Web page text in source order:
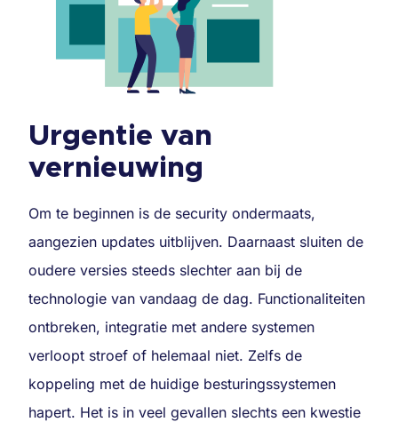
Urgentie van
vernieuwing
Om te beginnen is de security ondermaats,
aangezien updates uitblijven. Daarnaast sluiten de
oudere versies steeds slechter aan bij de
technologie van vandaag de dag. Functionaliteiten
ontbreken, integratie met andere systemen
verloopt stroef of helemaal niet. Zelfs de
koppeling met de huidige besturingssystemen
hapert. Het is in veel gevallen slechts een kwestie